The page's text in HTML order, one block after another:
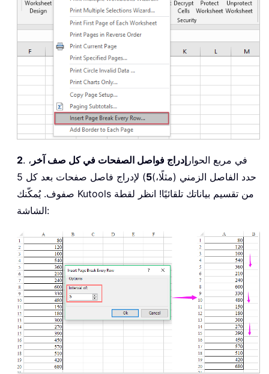
2 . في مربع الحوار إدراج فواصل الصفحات في كل صف آخر ،
حدد الفاصل الزمني (مثلًا،)5
) لإدراج فاصل صفحات بعد كل 5
صفوف. يُمكّنك Kutools من تقسيم بياناتك تلقائيًا! انظر لقطة
الشاشة: